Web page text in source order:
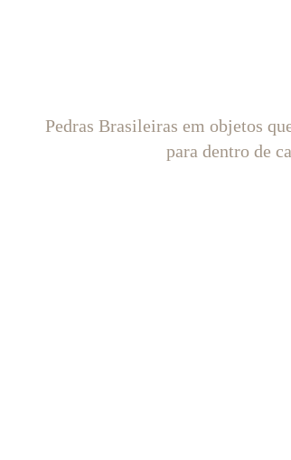
Pedras Brasileiras em objetos
para dentro de